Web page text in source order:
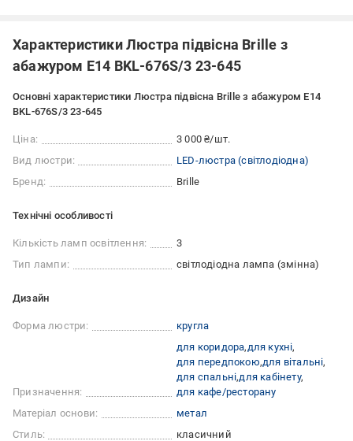
Характеристики Люстра підвісна Brille з
абажуром E14 BKL-676S/3 23-645
Основні характеристики Люстра підвісна Brille з абажуром E14
BKL-676S/3 23-645
Ціна:
3 000 ₴/шт.
Вид люстри:
LED-люстра (світлодіодна)
Бренд:
Brille
Технічні особливості
Кількість ламп освітлення:
3
Тип лампи:
світлодіодна лампа (змінна)
Дизайн
Форма люстри: кругла
Призначення:
для коридора для кухні
для передпокою для вітальні
для спальні для кабінету
для кафе/ресторану
Матеріал основи:
метал
Стиль:
класичний